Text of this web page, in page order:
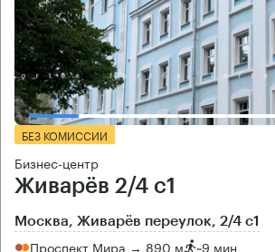
БЕЗ КОМИССИИ
Бизнес-центр
Живарёв 2/4 с1
Москва, Живарёв переулок, 2/4 с1
Проспект Мира → 890 м ~9 мин